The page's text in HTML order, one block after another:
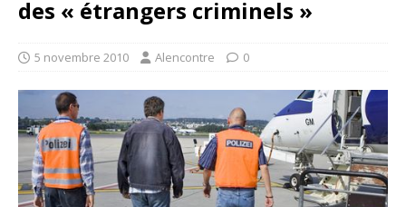
des « étrangers criminels »
5 novembre 2010 Alencontre 0